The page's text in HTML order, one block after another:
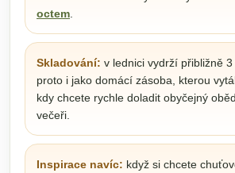
octem
Skladování: v lednici vydrží přibližně
proto i jako domácí zásoba, kterou
kdy chcete rychle doladit obyčejný
večeři.
Inspirace navíc: když si chcete